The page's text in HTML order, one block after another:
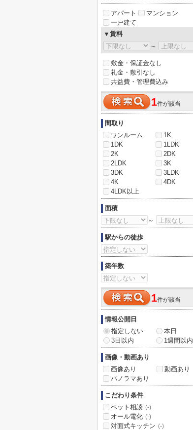
アパート
マンション
一戸建て
▼賃料
～
敷金・保証金なし
礼金・敷引なし
共益費・管理費込み
1件が該当
間取り
ワンルーム
1K
1DK
1LDK
2K
2DK
2LDK
3K
3DK
3LDK
4K
4DK
4LDK以上
面積
～
駅からの徒歩
築年数
1件が該当
情報公開日
指定しない
本日
3日以内
1週間以内
画像・動画あり
画像あり
動画あり
パノラマあり
こだわり条件
ペット相談 (-)
オール電化 (-)
対面式キッチン (-)